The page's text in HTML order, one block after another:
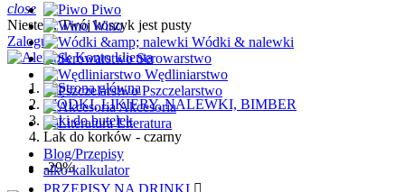
close
Niestety, Twój koszyk jest pusty
Zaloguj
Piwo
Wino
Wódki & nalewki
Serowarstwo
Wędliniarstwo
Pszczelarstwo
Akcesoria
Literatura
Blog/Przepisy
alko-kalkulator
PRZEPISY NA DRINKI 
WÓDKI, LIKIERY, NALEWKI, BIMBER
Laki do butelek
Lak do korków - czarny
-29%